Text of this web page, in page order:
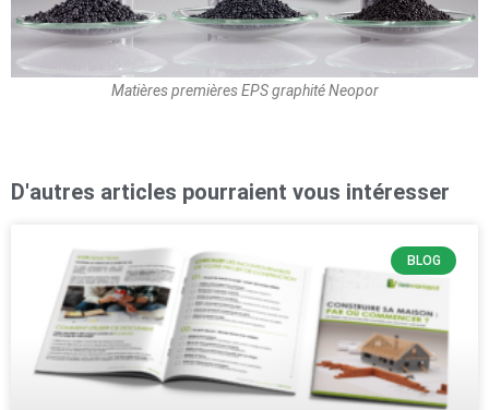
Matières premières EPS graphité Neopor
D'autres articles pourraient vous intéresser
BLOG